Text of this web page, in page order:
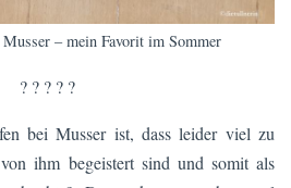
– mein Favorit im Sommer
? ? ? ? ?
bei Musser ist, dass leider viel zu
ihm begeistert sind und somit als